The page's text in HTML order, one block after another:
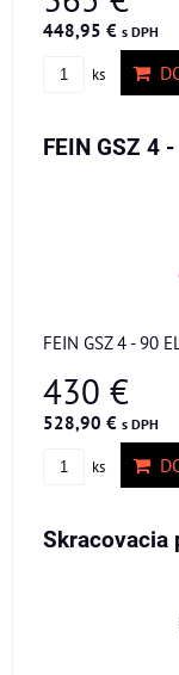
448,95 € s DPH
ks
FEIN GSZ 4
FEIN GSZ 4 - 90
430 €
528,90 € s DPH
ks
Skracovacia